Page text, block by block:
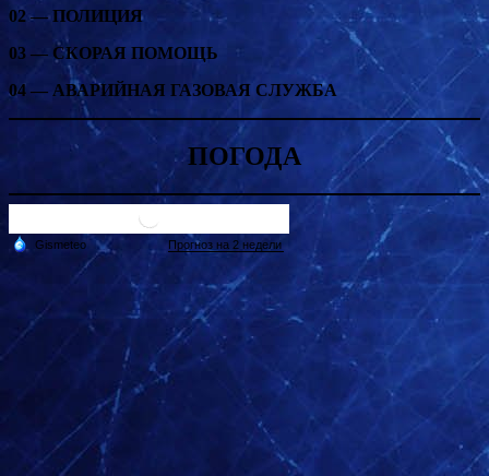
02 — ПОЛИЦИЯ
03 — СКОРАЯ ПОМОЩЬ
04 — АВАРИЙНАЯ ГАЗОВАЯ СЛУЖБА
ПОГОДА